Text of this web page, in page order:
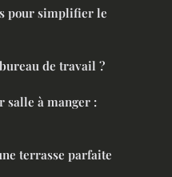
pour simplifier le
de travail ?
salle à manger :
terrasse parfaite